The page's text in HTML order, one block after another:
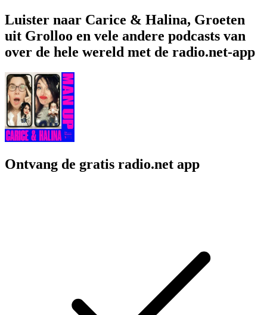
Luister naar Carice & Halina, Groeten
uit Grolloo en vele andere podcasts van
over de hele wereld met de radio.net-app
Ontvang de gratis radio.net app